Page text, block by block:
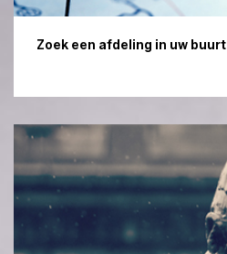
Zoek een afdeling in uw buurt